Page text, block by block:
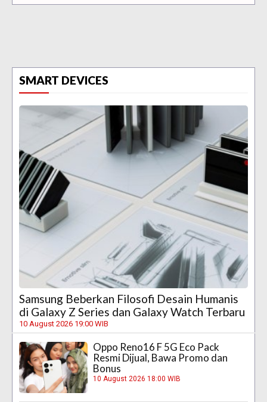
SMART DEVICES
Samsung Beberkan Filosofi Desain Humanis
di Galaxy Z Series dan Galaxy Watch Terbaru
10 August 2026 19:00 WIB
Oppo Reno16 F 5G Eco Pack
Resmi Dijual, Bawa Promo dan
Bonus
10 August 2026 18:00 WIB